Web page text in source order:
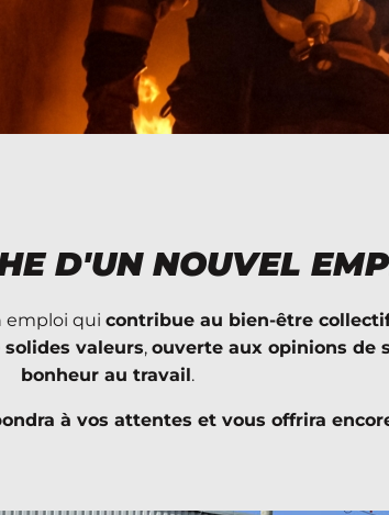
D'UN NOUVEL
emploi qui contribue au bien-être
solides valeurs, ouverte aux opinions de
bonheur au travail.
à vos attentes et vous offrira